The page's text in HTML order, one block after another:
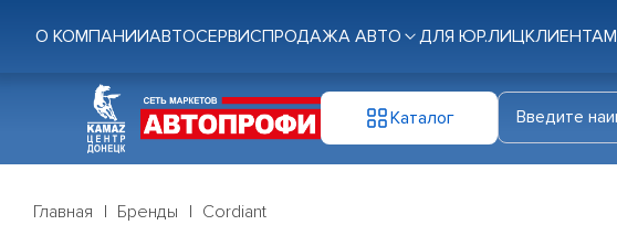
О КОМПАНИИАВТОСЕРВИСПРОДАЖА АВТО ДЛЯ ЮР.ЛИЦКЛИЕНТАМ
Каталог
Главная Бренды Cordiant